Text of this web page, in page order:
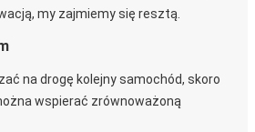
my zajmiemy się resztą.
na drogę kolejny samochód, skoro
wspierać zrównoważoną